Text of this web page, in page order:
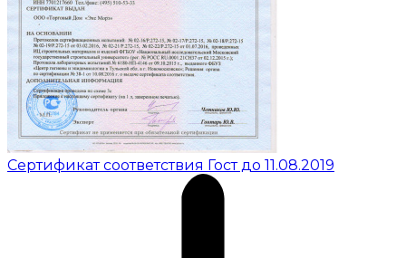
Сертификат соответствия Гост до 11.08.2019